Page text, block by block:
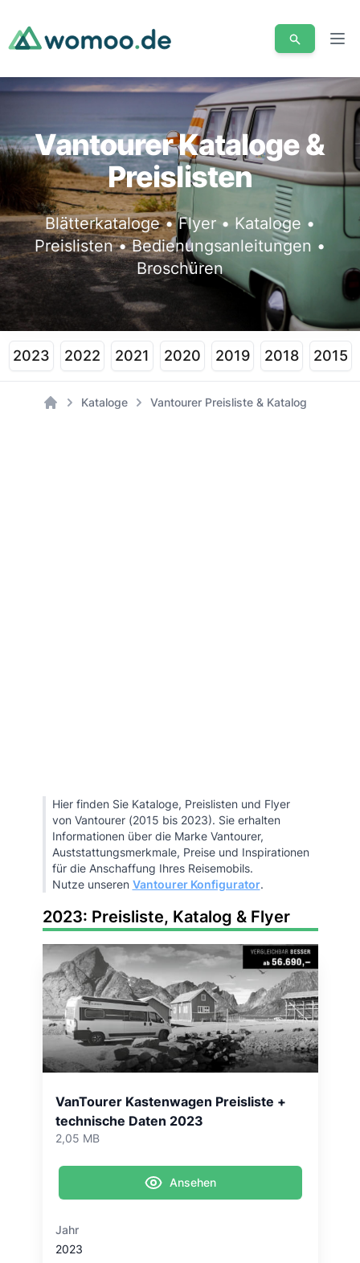
Vantourer Kataloge &
Preislisten
Blätterkataloge • Flyer • Kataloge •
Preislisten • Bedienungsanleitungen •
Broschüren
2023 2022 2021 2020 2019 2018 2015
Kataloge Vantourer Preisliste & Katalog
Hier finden Sie Kataloge, Preislisten und Flyer
von Vantourer (2015 bis 2023). Sie erhalten
Informationen über die Marke Vantourer,
Auststattungsmerkmale, Preise und Inspirationen
für die Anschaffung Ihres Reisemobils.
Nutze unseren Vantourer Konfigurator.
2023: Preisliste, Katalog & Flyer
VanTourer Kastenwagen Preisliste +
technische Daten 2023
2,05 MB
Ansehen
Jahr
2023